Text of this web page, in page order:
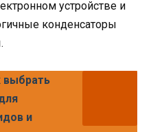
устройстве и
конденсаторы
выбрать
и